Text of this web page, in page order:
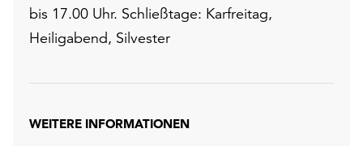
bis 17.00 Uhr. Schließtage: Karfreitag,
Heiligabend, Silvester
WEITERE INFORMATIONEN